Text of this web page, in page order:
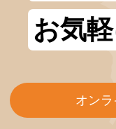
お気
オン